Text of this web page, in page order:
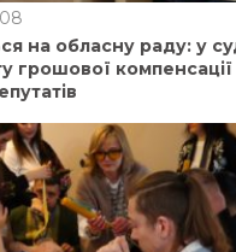
на обласну раду: у
грошової компенсації